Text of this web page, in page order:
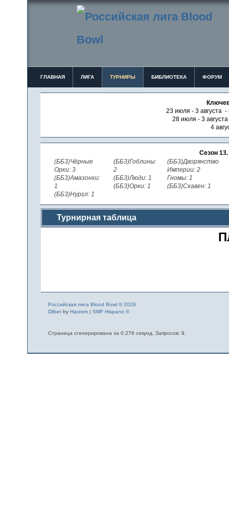
ГЛАВНАЯ ЛИГА ТУРНИРЫ БИБЛИОТЕКА ФОРУМ
23 июля - 3 августа -
28 июля - 3
4
Сезон 13.
(ББ3)Чёрные
Орки: 3
(ББ3)Амазонки:
1
(ББ3)Нургл: 1
(ББ3)Гоблины:
2
(ББ3)Люди: 1
(ББ3)Орки: 1
(ББ3)Дворянство
Империи: 2
Гномы: 1
(ББ3)Скавен: 1
Турнирная таблица
Российская лига Blood Bowl © 2026
Dilberby Harzem| SMF Hispano ©
Страница сгенерирована за 0.276 секунд. Запросов: 9.